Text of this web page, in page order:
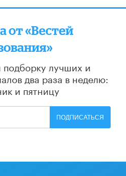
от «Вестей
лучших и
два раза в неделю:
и пятницу
ПОДПИСАТЬСЯ